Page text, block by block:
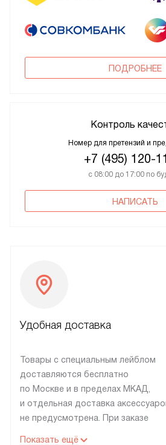
ПОДРОБНЕЕ
Контроль
Номер для претензий и
+7 (495) 120-
с 08:00 до 17:00 по
НАПИСАТЬ
Удобная доставка
Товары с специальным лейблом
доставляются бесплатно
по Москве и в пределах МКАД,
и отдельная доставка
не предусмотрена. При заказе
Показать ещё